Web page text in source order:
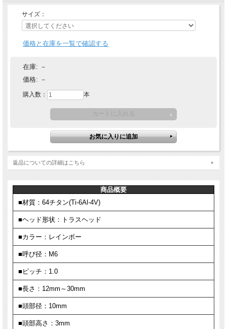
サイズ：
価格と在庫を一覧で確認する
在庫: －
価格: －
購入数： 本
返品についての詳細はこちら
商品概要
■材質：64チタン(Ti-6Al-4V)
■ヘッド形状：トラスヘッド
■カラー：レインボー
■呼び径：M6
■ピッチ：1.0
■長さ：12mm～30mm
■頭部径：10mm
■頭部高さ：3mm